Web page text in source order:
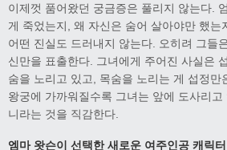
이제껏 품어왔던 궁금증은 풀리지 않는다.
게 죽었는지, 왜 자신은 숨어 살아야만 했는
어떤 진실도 드러내지 않는다. 오히려 그들
신만을 표출한다. 그녀에게 주어진 사실은
숨을 노리고 있고, 목숨을 노리는 게 섭정만
왕궁에 가까워질수록 그녀는 앞에 도사리
니라는 것을 직감한다.
엠마 왓슨이 선택한 새로운 여주인공 캐릭터